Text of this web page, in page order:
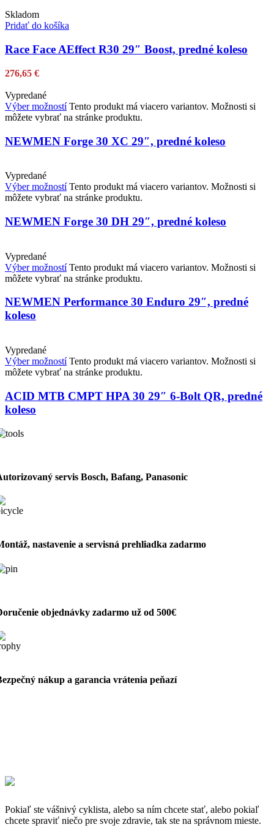
Skladom
Pridať do košíka
Race Face AEffect R30 29″ Boost, predné koleso
276,65 €
Vypredané
Výber možností Tento produkt má viacero variantov. Možnosti si
môžete vybrať na stránke produktu.
NEWMEN Forge 30 XC 29″, predné koleso
Vypredané
Výber možností Tento produkt má viacero variantov. Možnosti si
môžete vybrať na stránke produktu.
NEWMEN Forge 30 DH 29″, predné koleso
Vypredané
Výber možností Tento produkt má viacero variantov. Možnosti si
môžete vybrať na stránke produktu.
NEWMEN Performance 30 Enduro 29″, predné
koleso
Vypredané
Výber možností Tento produkt má viacero variantov. Možnosti si
môžete vybrať na stránke produktu.
ACID MTB CMPT HPA 30 29″ 6-Bolt QR, predné
koleso
servis Bosch, Bafang, Panasonic
nastavenie a servisná prehliadka zadarmo
objednávky zadarmo už od 500€
nákup a garancia vrátenia peňazí
Pokiaľ ste vášnivý cyklista, alebo sa ním chcete stať, alebo pokiaľ
chcete spraviť niečo pre svoje zdravie, tak ste na správnom mieste.